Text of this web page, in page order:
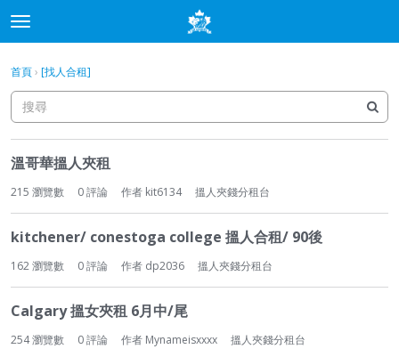
t
o
g
e
m
e
u
討論
最新動態
登入 申請加入
首頁› [找人合租]
論
列
溫哥華搵人夾租
215 瀏覽數 0評論 作者 kit6134 搵人夾錢分租台
kitchener/ conestoga college 搵人合租/ 90後
162瀏覽數 0評論 作者 dp2036 搵人夾錢分租台
Calgary 搵女夾租 6月中/尾
254瀏覽數 0評論 作者 Mynameisxxxx 搵人夾錢分租台